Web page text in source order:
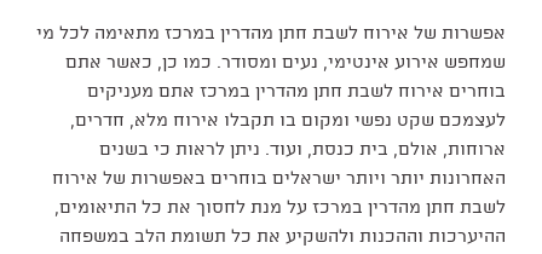
אפשרות של אירוח לשבת חתן מהדרין במרכז מתאימה לכל מי
שמחפש אירוע אינטימי, נעים ומסודר. כמו כן, כאשר אתם
בוחרים אירוח לשבת חתן מהדרין במרכז אתם מעניקים
לעצמכם שקט נפשי ומקום בו תקבלו אירוח מלא, חדרים,
ארוחות, אולם, בית כנסת, ועוד. ניתן לראות כי בשנים
האחרונות יותר ויותר ישראלים בוחרים באפשרות של אירוח
לשבת חתן מהדרין במרכז על מנת לחסוך את כל התיאומים,
ההיערכות וההכנות ולהשקיע את כל תשומת הלב במשפחה